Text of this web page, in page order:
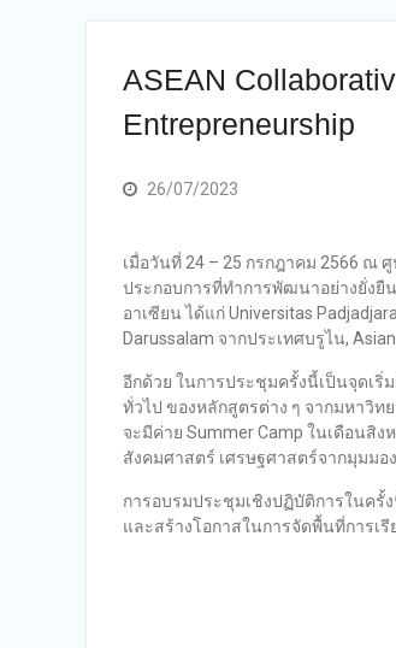
ASEAN
Entrepreneurship
26/07/2023
เมื่อวันที่ 24 – 25 กรกฎาคม 2566 ณ
ประกอบการที่ทำการพัฒนาอย่างยั่งยื
อาเซียน ได้แก่ Universitas
Darussalam จากประเทศบรูไน,
อีกด้วย ในการประชุมครั้งนี้เป็นจุดเ
ทั่วไป ของหลักสูตรต่าง ๆ จากมหาวิ
จะมีค่าย Summer Camp ในเดือนสิ
สังคมศาสตร์ เศรษฐศาสตร์จากมุมม
การอบรมประชุมเชิงปฏิบัติการในครั้
และสร้างโอกาสในการจัดพื้นที่การ